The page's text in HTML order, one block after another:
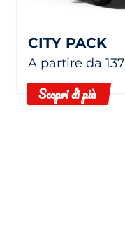
CITY PACK
A partire da
Scopri di più